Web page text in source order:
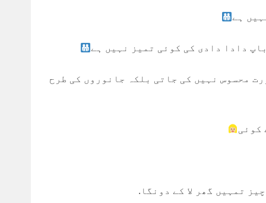
ہے
دادا دادی کی کوئی تمیز نہیں ہے
محسوس نہیں کی جاتی بلکہ جانوروں کی طرح
کوئی
تمہیں گھر لا کے دونگا.